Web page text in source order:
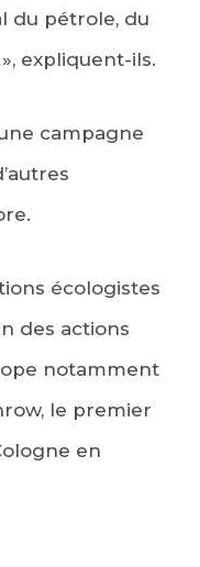
du pétrole, du
expliquent-ils.
campagne
écologistes
des actions
notamment
le premier
en